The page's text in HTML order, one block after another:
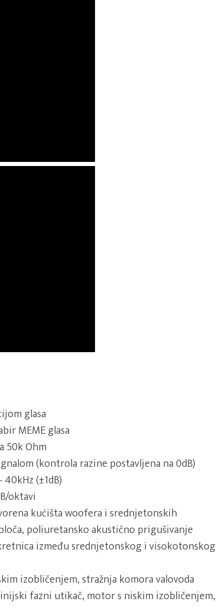
glasa
MEME glasa
50k Ohm
(kontrola razine postavljena na 0dB)
40kHz (±1dB)
oktavi
kućišta woofera i srednjetonskih
poliuretansko akustično prigušivanje
između srednjetonskog i visokotonskog
izobličenjem, stražnja komora valovoda
fazni utikač, motor s niskim izobličenjem,